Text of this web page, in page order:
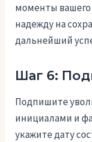
моменты вашего
надежду на
дальнейший
Шаг 6:
Подпишите
инициалами и
укажите дату